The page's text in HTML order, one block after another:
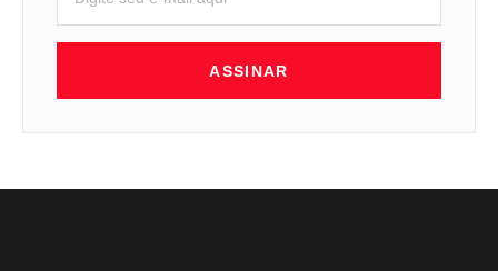
ASSINAR